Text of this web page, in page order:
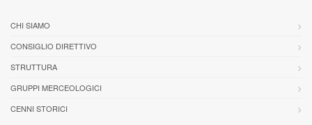
CHI SIAMO
CONSIGLIO DIRETTIVO
STRUTTURA
GRUPPI MERCEOLOGICI
CENNI STORICI